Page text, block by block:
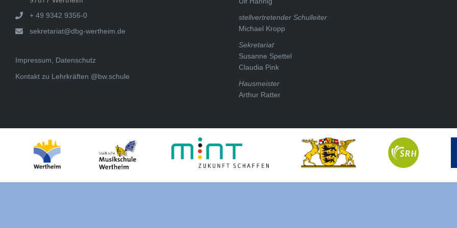
+ 49 9342 9356-0
sekretariat@dbg-wertheim.de
Impressum, Datenschutz
Kontakt zu Lehrkräften @bw.schule
stellvertretender Schulleiter
Michael Kropp
Sekretariat
Susanne Spettel
Claudia Pink
Hausmeister
Arthur Ratter